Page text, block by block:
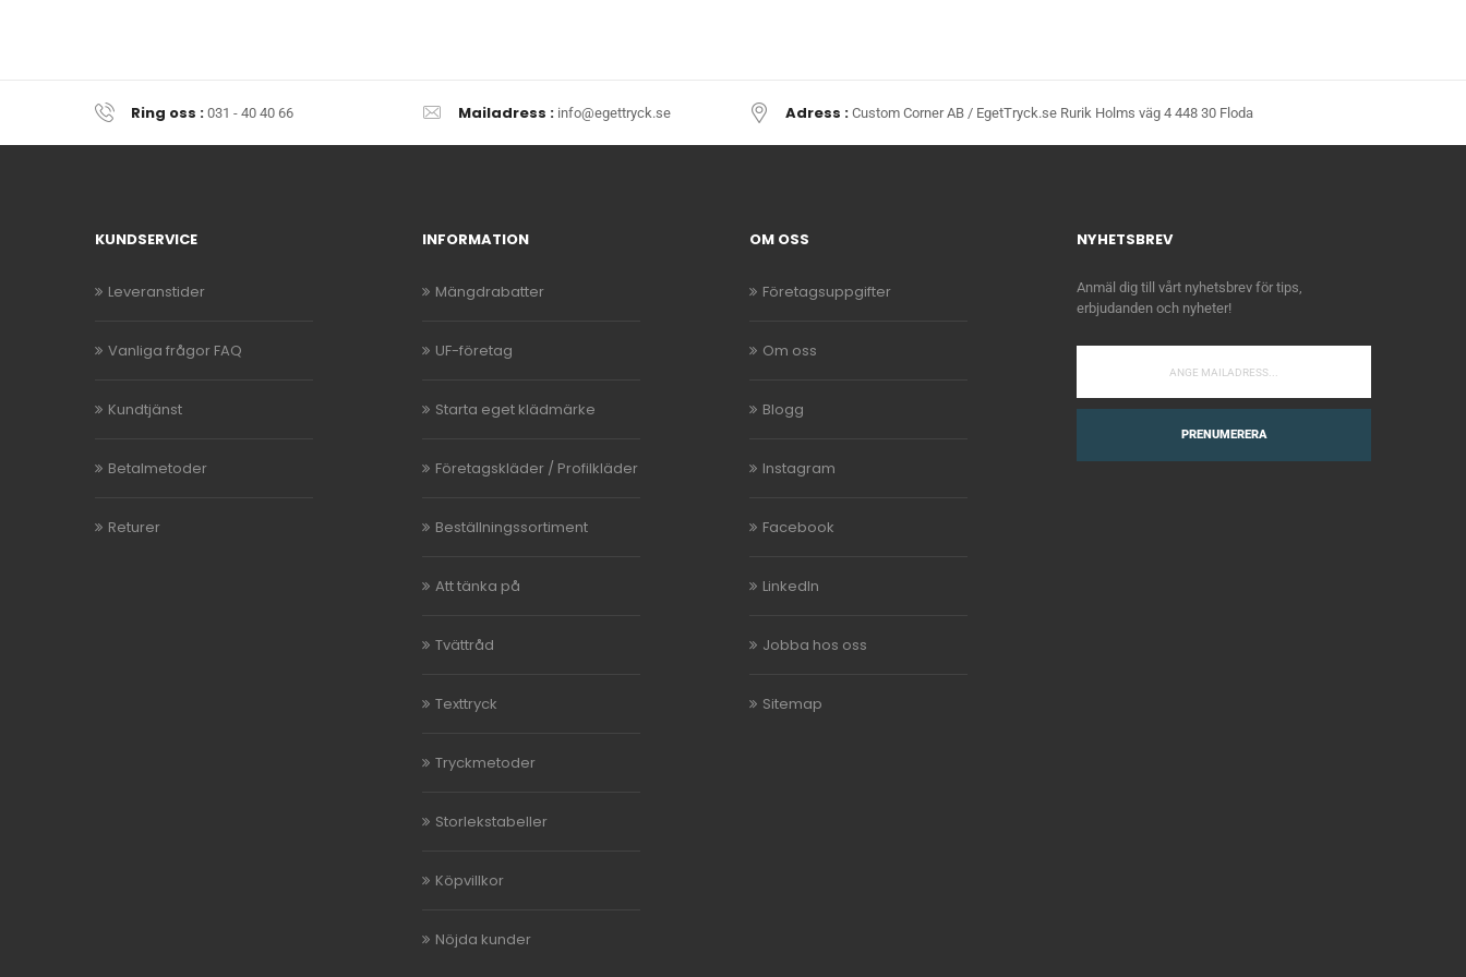
Ring oss : 031 - 40 40 66 Mailadress : info@egettryck.se Adress : Custom Corner AB / EgetTryck.se Rurik Holms väg 4 448 30 Floda
KUNDSERVICE
Leveranstider
Vanliga frågor FAQ
Kundtjänst
Betalmetoder
Returer
INFORMATION
Mängdrabatter
UF-företag
Starta eget klädmärke
Företagskläder / Profilkläder
Beställningssortiment
Att tänka på
Tvättråd
Texttryck
Tryckmetoder
Storlekstabeller
Köpvillkor
Nöjda kunder
OM OSS
Företagsuppgifter
Om oss
Blogg
Instagram
Facebook
LinkedIn
Jobba hos oss
Sitemap
NYHETSBREV
Anmäl dig till vårt nyhetsbrev för tips,
erbjudanden och nyheter!
PRENUMERERA